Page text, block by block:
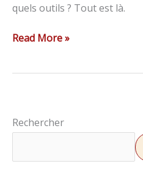
quels outils ? Tout est là.
Read More »
Rechercher